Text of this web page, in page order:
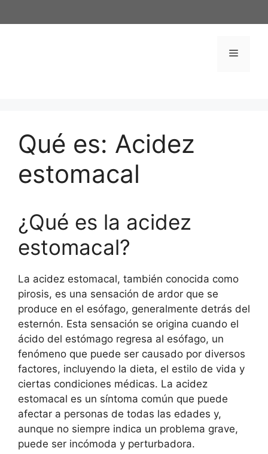
al
Menú
Qué es: Acidez
estomacal
¿Qué es la acidez
estomacal?
La acidez estomacal, también conocida como
pirosis, es una sensación de ardor que se
produce en el esófago, generalmente detrás del
esternón. Esta sensación se origina cuando el
ácido del estómago regresa al esófago, un
fenómeno que puede ser causado por diversos
factores, incluyendo la dieta, el estilo de vida y
ciertas condiciones médicas. La acidez
estomacal es un síntoma común que puede
afectar a personas de todas las edades y,
aunque no siempre indica un problema grave,
puede ser incómoda y perturbadora.